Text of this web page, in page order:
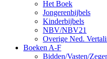
Het Boek
Jongerenbijbels
Kinderbijbels
NBV/NBV21
Overige Ned.
Boeken A-F
Bidden/Vasten/